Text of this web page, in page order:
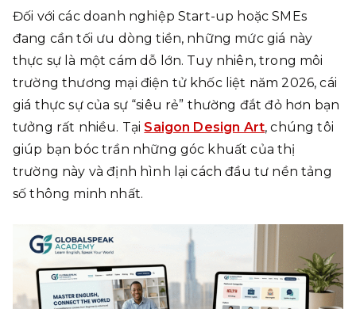
Đối với các doanh nghiệp Start-up hoặc SMEs
đang cần tối ưu dòng tiền, những mức giá này
thực sự là một cám dỗ lớn. Tuy nhiên, trong môi
trường thương mại điện tử khốc liệt năm 2026, cái
giá thực sự của sự “siêu rẻ” thường đắt đỏ hơn bạn
tưởng rất nhiều. Tại Saigon Design Art, chúng tôi
giúp bạn bóc trần những góc khuất của thị
trường này và định hình lại cách đầu tư nền tảng
số thông minh nhất.